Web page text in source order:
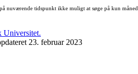
nuværende tidspunkt ikke muligt at søge på kun måned
23. februar 2023